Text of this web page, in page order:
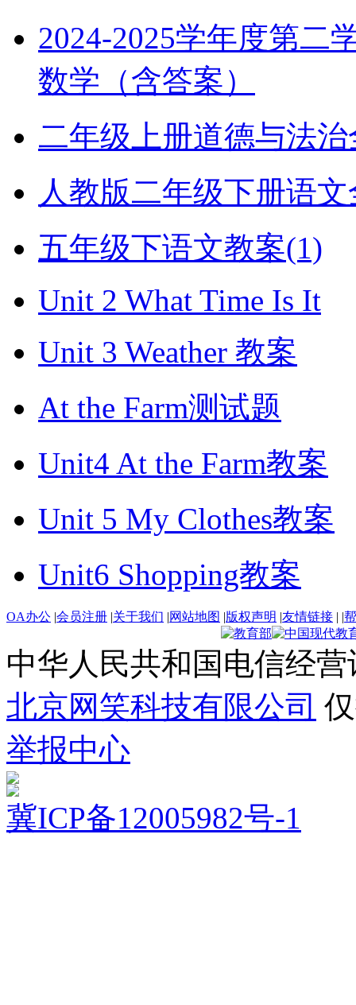
2024-2025学年度第二
数学（含答案）
二年级上册道德与法
人教版二年级下册语
五年级下语文教案(1)
Unit 2 What Time Is It
Unit 3 Weather 教案
At the Farm测试题
Unit4 At the Farm教案
Unit 5 My Clothes教案
Unit6 Shopping教案
OA办公 |会员注册 |关于我们 |网站地图 |版权声明 |友情链接 | |
中华人民共和国电信经营
北京网笑科技有限公司
举报中心
冀ICP备12005982号-1